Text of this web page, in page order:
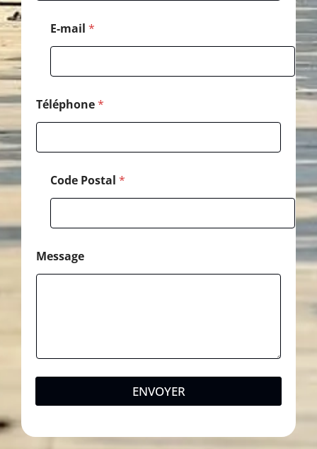
E-mail *
l
P
o
s
t
a
l
E
m
a
i
Téléphone*
Code Postal *
Message
ENVOYER